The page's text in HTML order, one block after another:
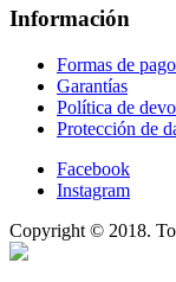
Información
Formas de pago
Garantías
Política de
Protección de
Facebook
Instagram
Copyright © 2018.